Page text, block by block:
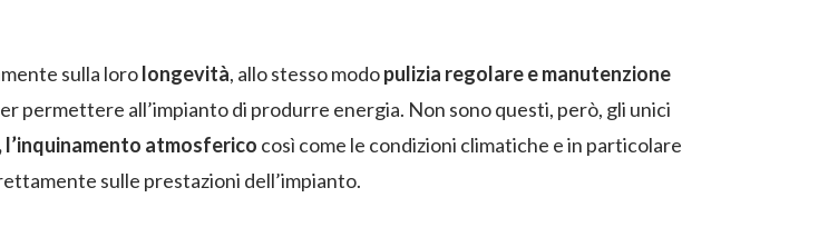
sulla lorolongevità, allo stesso modopulizia regolare e manutenzione
permettere all’impianto di produrre energia. Non sono questi, però, gli unici
atmosferico così come le condizioni climatiche e in particolare
sulle prestazioni dell’impianto.